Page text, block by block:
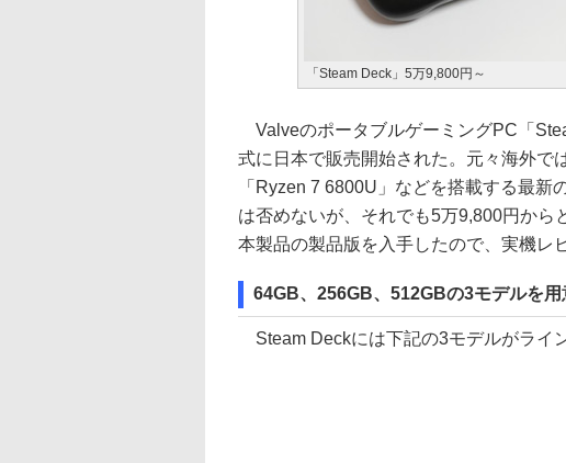
「Steam Deck」5万9,800円～
ValveのポータブルゲーミングPC「
式に日本で販売開始された。元々海外で
「Ryzen 7 6800U」などを搭載する最
は否めないが、それでも5万9,800円から
本製品の製品版を入手したので、実機レ
64GB、256GB、512GBの3モデルを
Steam Deckには下記の3モデルがライ